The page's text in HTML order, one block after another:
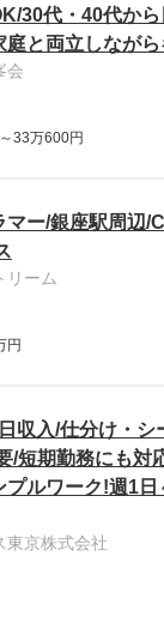
30代・40代か
庭と両立しなが
会
33万600円
マー/銀座駅周辺/
リーム
円
収入/仕分け・シ
/短期勤務にも対
プルワーク!週1
東京株式会社